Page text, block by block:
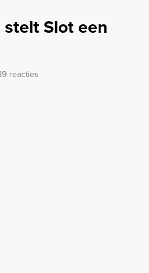
Slot een
reacties